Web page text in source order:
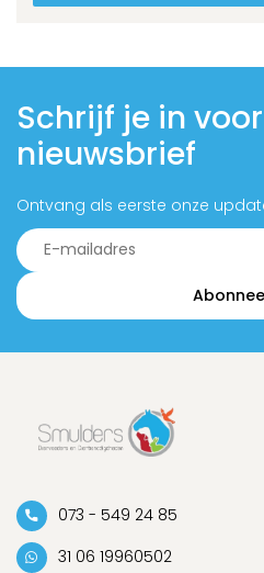
Schrijf je in
nieuwsbrief
Ontvang als eerste onze
073 - 549 24 85
31 06 19960502